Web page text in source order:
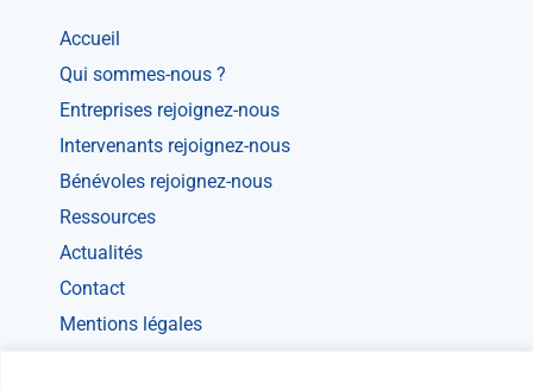
Accueil
Qui sommes-nous ?
Entreprises rejoignez-nous
Intervenants rejoignez-nous
Bénévoles rejoignez-nous
Ressources
Actualités
Contact
Mentions légales